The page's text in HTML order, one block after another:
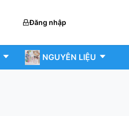
Đăng nhập
NGUYÊN LIỆU